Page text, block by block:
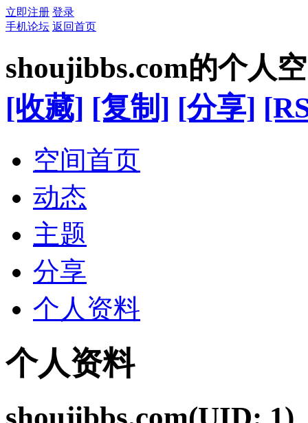
立即注册 登录
手机论坛 返回首页
shoujibbs.com的个人
[收藏] [复制] [分享]
空间首页
动态
主题
分享
个人资料
个人资料